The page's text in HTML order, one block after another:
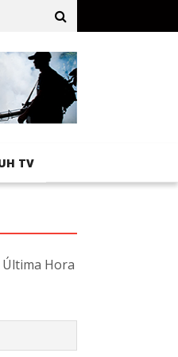
de terracería
TV
Hora